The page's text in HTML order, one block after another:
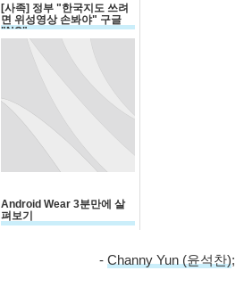
[사족] 정부 "한국지도 쓰려
면 위성영상 손봐야" 구글
"NO"
Android Wear 3분만에 살
펴보기
- Channy Yun (윤석찬);